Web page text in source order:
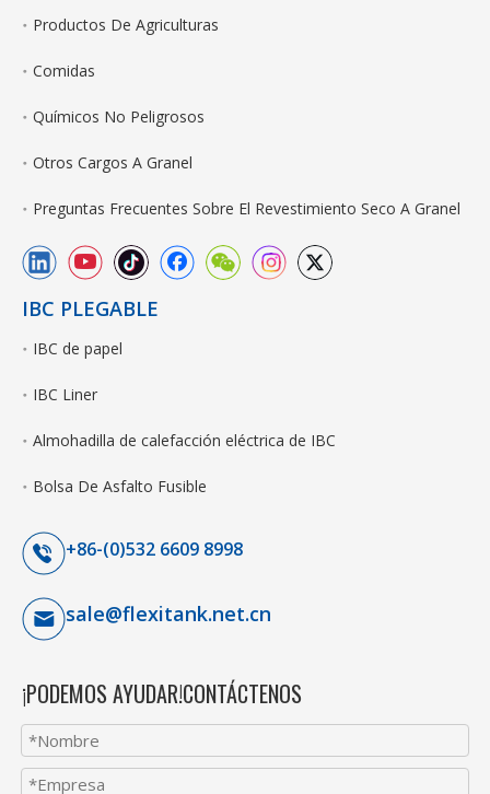
Productos De Agriculturas
Comidas
Químicos No Peligrosos
Otros Cargos A Granel
Preguntas Frecuentes Sobre El Revestimiento Seco A Granel
IBC PLEGABLE
IBC de papel
IBC Liner
Almohadilla de calefacción eléctrica de IBC
Bolsa De Asfalto Fusible
+86-(0)532 6609 8998
sale@flexitank.net.cn
¡PODEMOS AYUDAR!CONTÁCTENOS